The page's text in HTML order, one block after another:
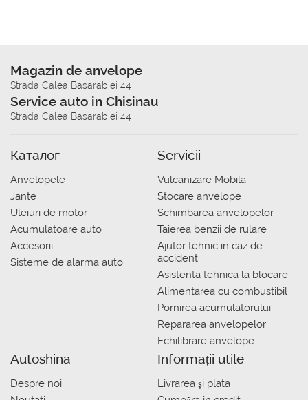
Magazin de anvelope
Strada Calea Basarabiei 44
Service auto in Chisinau
Strada Calea Basarabiei 44
Каталог
Anvelopele
Jante
Uleiuri de motor
Acumulatoare auto
Accesorii
Sisteme de alarma auto
Servicii
Vulcanizare Mobila
Stocare anvelope
Schimbarea anvelopelor
Taierea benzii de rulare
Ajutor tehnic in caz de
accident
Asistenta tehnica la blocare
Alimentarea cu combustibil
Pornirea acumulatorului
Repararea anvelopelor
Echilibrare anvelope
Autoshina
Despre noi
Informații utile
Livrarea şi plata